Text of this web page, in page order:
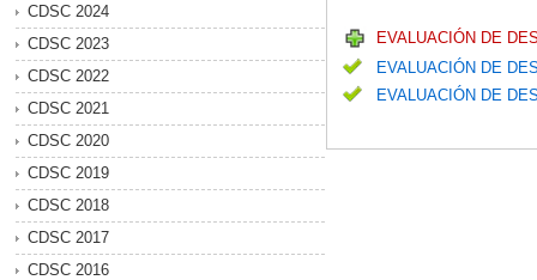
CDSC 2024
CDSC 2023
CDSC 2022
CDSC 2021
CDSC 2020
CDSC 2019
CDSC 2018
CDSC 2017
CDSC 2016
EVALUACIÓN DE
EVALUACIÓN DE
EVALUACIÓN DE